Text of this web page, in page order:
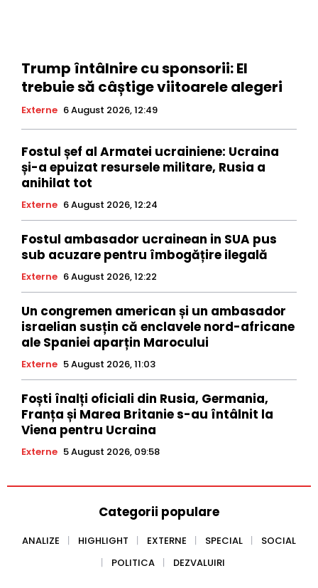
Trump întâlnire cu sponsorii: El
trebuie să câștige viitoarele alegeri
Externe 6 August 2026, 12:49
Fostul șef al Armatei ucrainiene: Ucraina
și-a epuizat resursele militare, Rusia a
anihilat tot
Externe 6 August 2026, 12:24
Fostul ambasador ucrainean in SUA pus
sub acuzare pentru îmbogățire ilegală
Externe 6 August 2026, 12:22
Un congremen american și un ambasador
israelian susțin că enclavele nord-africane
ale Spaniei aparțin Marocului
Externe 5 August 2026, 11:03
Foști înalți oficiali din Rusia, Germania,
Franța și Marea Britanie s-au întâlnit la
Viena pentru Ucraina
Externe 5 August 2026, 09:58
Categorii populare
ANALIZE HIGHLIGHT EXTERNE SPECIAL
SOCIAL
POLITICA
DEZVALUIRI